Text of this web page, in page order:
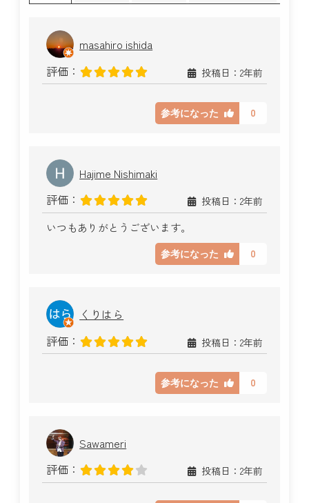
masahiro ishida
評価：
投稿日：2年前
参考になった 0
Hajime Nishimaki
評価：
投稿日：2年前
いつもありがとうございます。
参考になった 0
くりはら
評価：
投稿日：2年前
参考になった 0
Sawameri
評価：
投稿日：2年前